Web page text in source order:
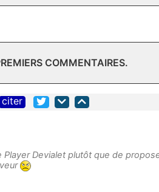
COMMENTAIRES.
citer
Devialet plutôt que de